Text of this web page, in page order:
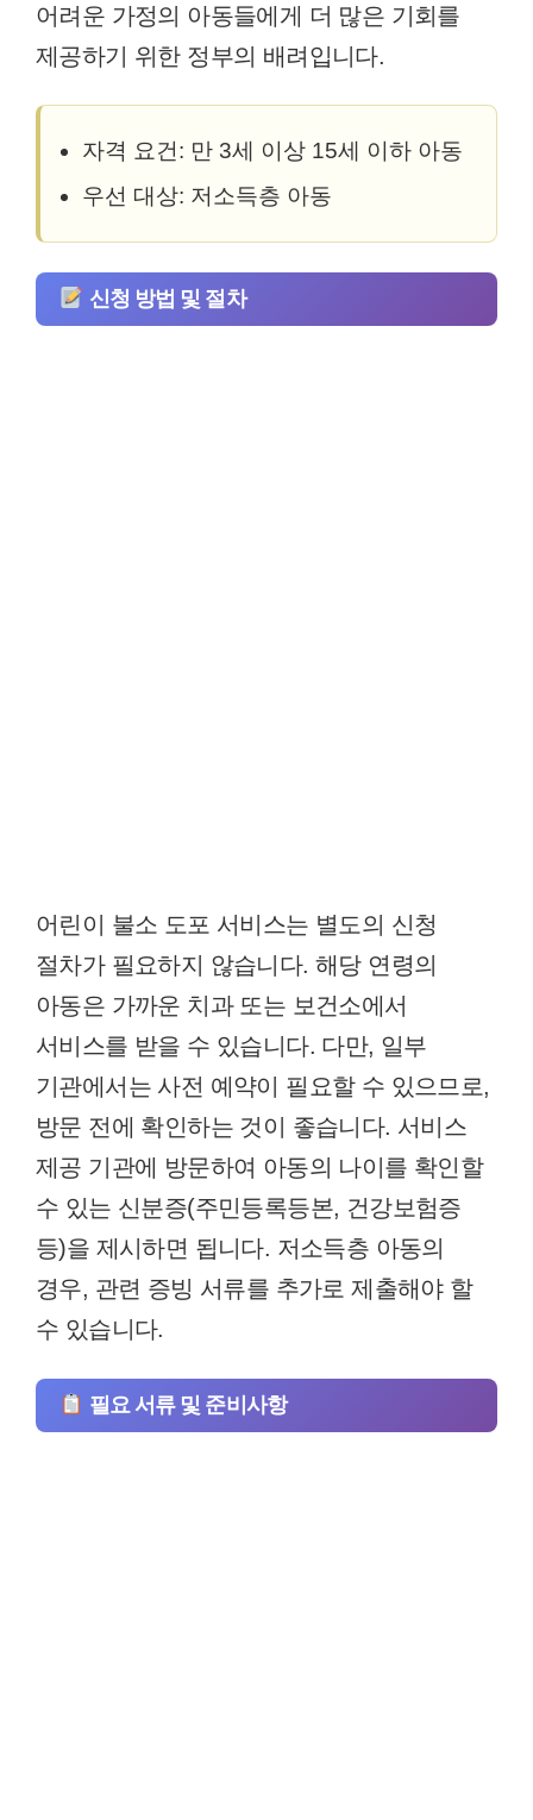
어려운 가정의 아동들에게 더 많은 기회를
제공하기 위한 정부의 배려입니다.
자격 요건: 만 3세 이상 15세 이하 아동
우선 대상: 저소득층 아동
신청 방법 및 절차
어린이 불소 도포 서비스는 별도의 신청
절차가 필요하지 않습니다. 해당 연령의
아동은 가까운 치과 또는 보건소에서
서비스를 받을 수 있습니다. 다만, 일부
기관에서는 사전 예약이 필요할 수 있으므로,
방문 전에 확인하는 것이 좋습니다. 서비스
제공 기관에 방문하여 아동의 나이를 확인할
수 있는 신분증(주민등록등본, 건강보험증
등)을 제시하면 됩니다. 저소득층 아동의
경우, 관련 증빙 서류를 추가로 제출해야 할
수 있습니다.
필요 서류 및 준비사항